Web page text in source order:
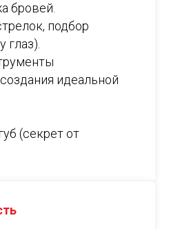
бровей.
подбор
глаз).
идеальной
(секрет от